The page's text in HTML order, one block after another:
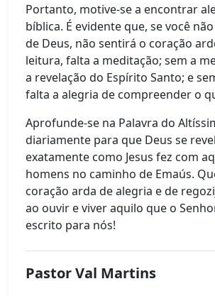
Portanto, motive-se a encontrar
bíblica. É evidente que, se você
de Deus, não sentirá o coração
leitura, falta a meditação; sem a
a revelação do Espírito Santo; e
falta a alegria de compreender o
Aprofunde-se na Palavra do
diariamente para que Deus se
exatamente como Jesus fez com
homens no caminho de Emaús.
coração arda de alegria e de
ao ouvir e viver aquilo que o
escrito para nós!
Pastor Val Martins